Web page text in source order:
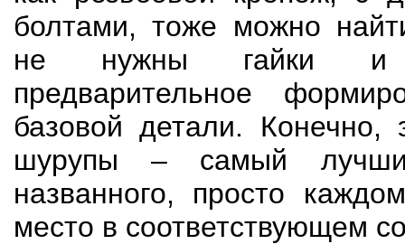
болтами, тоже можно
не нужны гайки и
предварительное
базовой детали. Конечно,
шурупы – самый
названного, просто
место в соответствующем